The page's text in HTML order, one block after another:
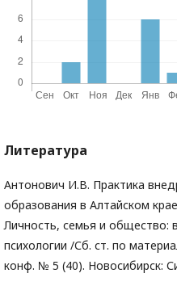
Литература
Антонович И.В. Практика
образования в Алтайском
Личность, семья и общество:
психологии /Сб. ст. по
конф. № 5 (40). Новосибирск: